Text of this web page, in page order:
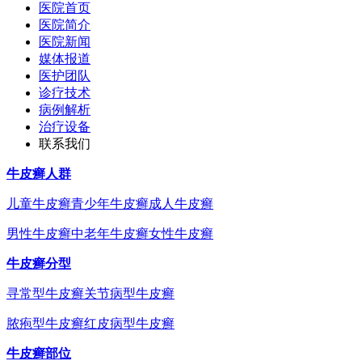
医院首页
医院简介
医院新闻
媒体报道
医护团队
诊疗技术
病例解析
治疗设备
联系我们
牛皮癣人群
儿童牛皮癣青少年牛皮癣成人牛皮癣
男性牛皮癣中老年牛皮癣女性牛皮癣
牛皮癣分型
寻常型牛皮癣关节病型牛皮癣
脓疱型牛皮癣红皮病型牛皮癣
牛皮癣部位